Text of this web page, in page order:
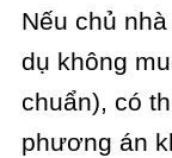
Nếu chủ
dụ không
chuẩn), có
phương án